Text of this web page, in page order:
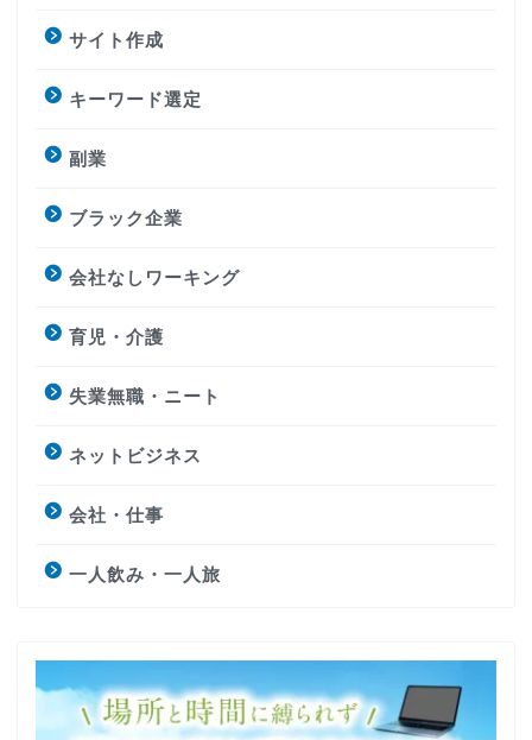
サイト作成
キーワード選定
副業
ブラック企業
会社なしワーキング
育児・介護
失業無職・ニート
ネットビジネス
会社・仕事
一人飲み・一人旅